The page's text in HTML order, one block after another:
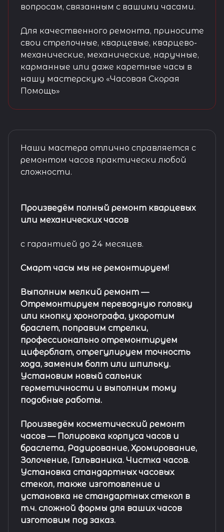
вопросам, связанным с вашими часами.
Для качественного ремонта, приносите
свои стрелочные, кварцевые, кварцево-
механические, механические, наручные,
карманные или даже каретные часы в
нашу мастерскую «Часовая Скорая
Помощь»
Наши мастера отлично справляется с
ремонтом часов практически любой
сложности.
Произведём полный ремонт кварцевых
или механических часов
с гарантией до 24 месяцев.
Смарт часы мы не ремонтируем!
Выполним мелкий ремонт —
Отремонтируем переводную головку
или кнопку хронографа, укоротим
браслет, поправим стрелки,
профессионально отремонтируем
циферблат, отрегулируем точность
хода, заменим болт или шпильку.
Установим новый сальник
герметичности и выполним тому
подобные работы.
Произведём косметический ремонт
часов — Полировка корпуса часов и
браслета, Радирование, Хромирование,
Золочение, Гальваника. Чистка часов.
Установка стандартных часовых
стекол, также изготовление и
установка не стандартных стекол в
т.ч. сложной формы для ваших часов
изготовим под заказ.